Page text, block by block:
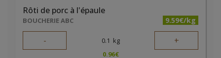
Rôti de porc à l'épaule
BOUCHERIE ABC 9.59€/kg
- 0.1 kg +
0.96€